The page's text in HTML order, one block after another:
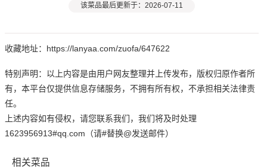
该菜品最后更新于：2026-07-11
收藏地址：https://lanyaa.com/zuofa/647622
特别声明：以上内容是由用户网友整理并上传发布，版权归原作者所
有，本平台仅提供信息存储服务，不拥有所有权，不承担相关法律责
任。
上述内容如有侵权，请您联系我们，我们将及时处理
1623956913#qq.com（请#替换@发送邮件）
相关菜品